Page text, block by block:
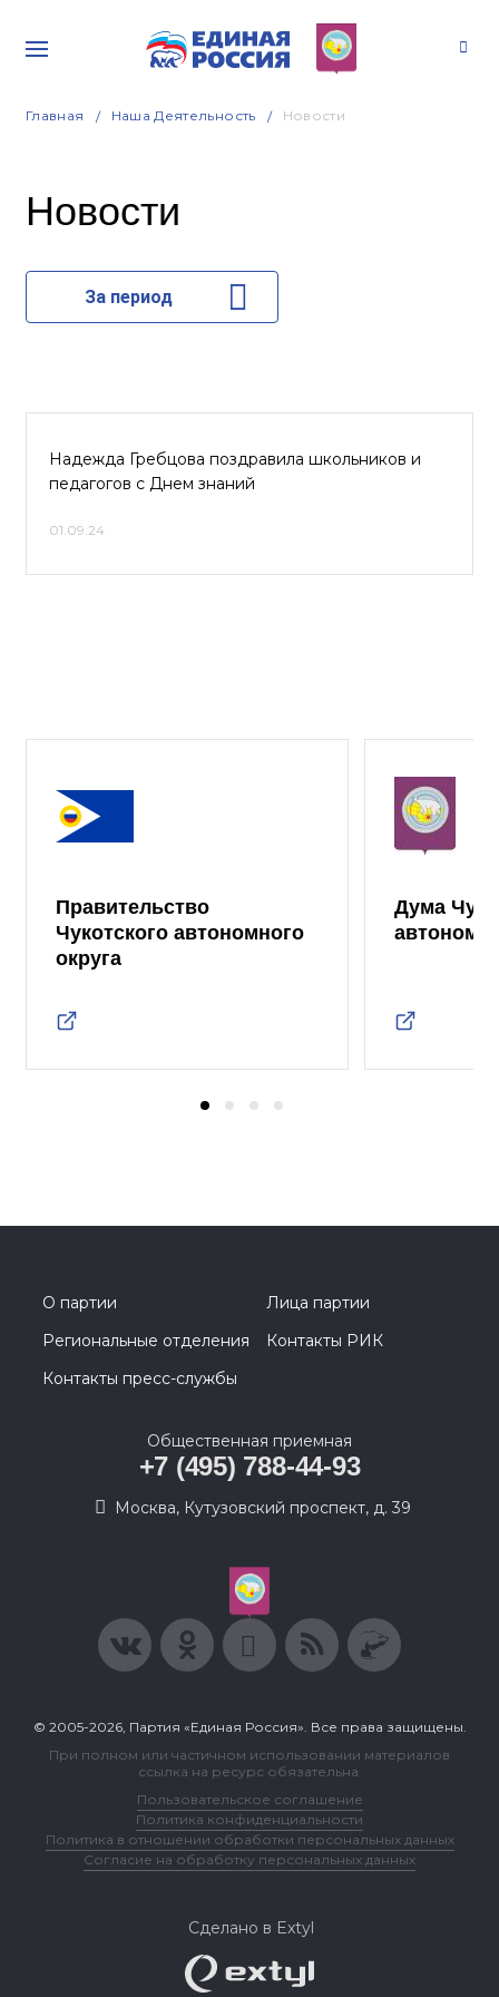
Главная Наша Деятельность Новости
Новости
За период
Надежда Гребцова поздравила школьников и
педагогов с Днем знаний
01.09.24
Правительство
Чукотского автономного
округа
Дума
О партии
Лица партии
Региональные отделения
Контакты РИК
Контакты пресс-службы
Общественная приемная
+7 (495) 788-44-93
Москва, Кутузовский проспект, д. 39
© 2005-2026, Партия «Единая Россия». Все права защищены.
При полном или частичном использовании материалов
ссылка на ресурс обязательна.
Пользовательское соглашение
Политика конфиденциальности
Политика в отношении обработки персональных данных
Согласие на обработку персональных данных
Сделано в Extyl